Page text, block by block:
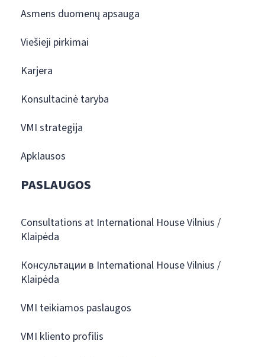
Asmens duomenų apsauga
Viešieji pirkimai
Karjera
Konsultacinė taryba
VMI strategija
Apklausos
PASLAUGOS
Consultations at International House Vilnius /
Klaipėda
Консультации в International House Vilnius /
Klaipėda
VMI teikiamos paslaugos
VMI kliento profilis